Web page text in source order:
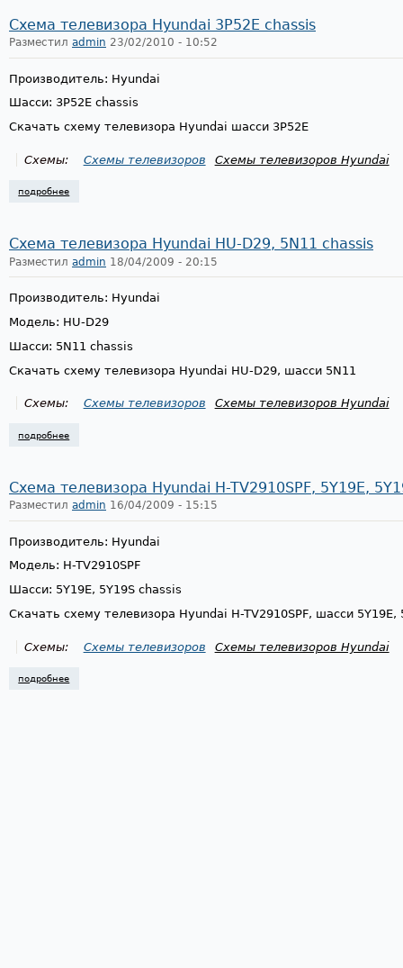
Схема телевизора Hyundai 3P52E chassis
Разместил admin 23/02/2010 - 10:52
Производитель: Hyundai
Шасси: 3P52E chassis
Скачать схему телевизора Hyundai шасси 3P52E
Схемы: Схемы телевизоров Схемы телевизоров Hyundai
подробнее
Схема телевизора Hyundai HU-D29, 5N11 chassis
Разместил admin 18/04/2009 - 20:15
Производитель: Hyundai
Модель: HU-D29
Шасси: 5N11 chassis
Скачать схему телевизора Hyundai HU-D29, шасси 5N11
Схемы: Схемы телевизоров Схемы телевизоров Hyundai
подробнее
Схема телевизора Hyundai H-TV2910SPF, 5Y19E,
Разместил admin 16/04/2009 - 15:15
Производитель: Hyundai
Модель: H-TV2910SPF
Шасси: 5Y19E, 5Y19S chassis
Скачать схему телевизора Hyundai H-TV2910SPF, шасси 5Y19E,
Схемы: Схемы телевизоров Схемы телевизоров Hyundai
подробнее